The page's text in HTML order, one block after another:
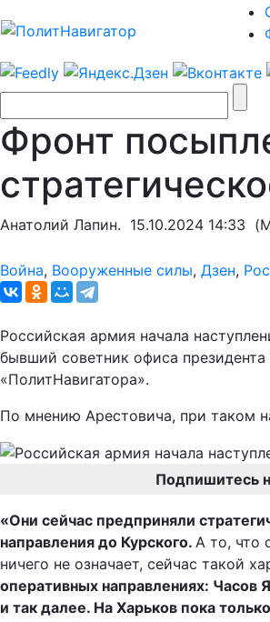
Фронт
Анатолий Лапин. 15.10.2024 14:33
Война, Вооруженные силы, Дзен,
Российская армия начала
бывший советник офиса
«ПолитНавигатора».
По мнению Арестовича, при таком
Подпишитесь
«Они сейчас предприняли
направления до Курского. А то, что
ничего не означает, сейчас такой
оперативных направлениях: Часов
и так далее. На Харьков пока